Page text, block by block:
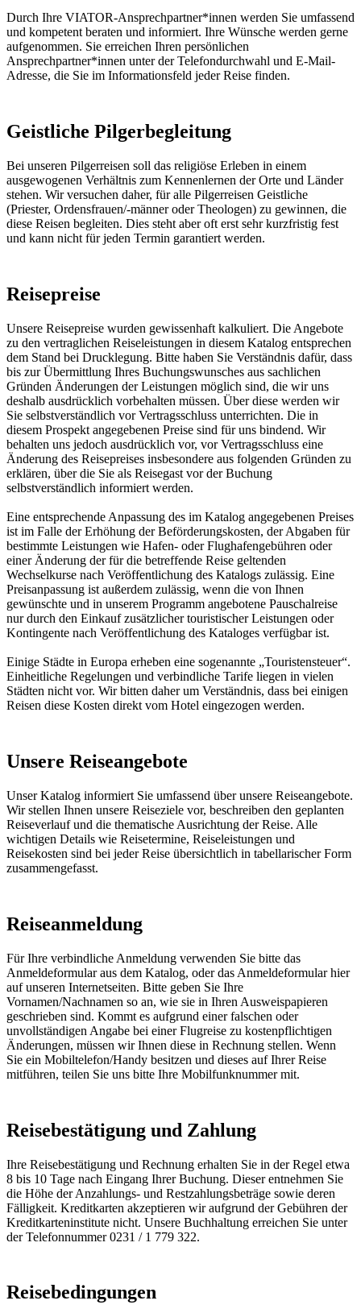
Durch Ihre VIATOR-Ansprechpartner*innen werden Sie umfassend
und kompetent beraten und informiert. Ihre Wünsche werden gerne
aufgenommen. Sie erreichen Ihren persönlichen
Ansprechpartner*innen unter der Telefondurchwahl und E-Mail-
Adresse, die Sie im Informationsfeld jeder Reise finden.
Geistliche Pilgerbegleitung
Bei unseren Pilgerreisen soll das religiöse Erleben in einem
ausgewogenen Verhältnis zum Kennenlernen der Orte und Länder
stehen. Wir versuchen daher, für alle Pilgerreisen Geistliche
(Priester, Ordensfrauen/-männer oder Theologen) zu gewinnen, die
diese Reisen begleiten. Dies steht aber oft erst sehr kurzfristig fest
und kann nicht für jeden Termin garantiert werden.
Reisepreise
Unsere Reisepreise wurden gewissenhaft kalkuliert. Die Angebote
zu den vertraglichen Reiseleistungen in diesem Katalog entsprechen
dem Stand bei Drucklegung. Bitte haben Sie Verständnis dafür, dass
bis zur Übermittlung Ihres Buchungswunsches aus sachlichen
Gründen Änderungen der Leistungen möglich sind, die wir uns
deshalb ausdrücklich vorbehalten müssen. Über diese werden wir
Sie selbstverständlich vor Vertragsschluss unterrichten. Die in
diesem Prospekt angegebenen Preise sind für uns bindend. Wir
behalten uns jedoch ausdrücklich vor, vor Vertragsschluss eine
Änderung des Reisepreises insbesondere aus folgenden Gründen zu
erklären, über die Sie als Reisegast vor der Buchung
selbstverständlich informiert werden.
Eine entsprechende Anpassung des im Katalog angegebenen Preises
ist im Falle der Erhöhung der Beförderungskosten, der Abgaben für
bestimmte Leistungen wie Hafen- oder Flughafengebühren oder
einer Änderung der für die betreffende Reise geltenden
Wechselkurse nach Veröffentlichung des Katalogs zulässig. Eine
Preisanpassung ist außerdem zulässig, wenn die von Ihnen
gewünschte und in unserem Programm angebotene Pauschalreise
nur durch den Einkauf zusätzlicher touristischer Leistungen oder
Kontingente nach Veröffentlichung des Kataloges verfügbar ist.
Einige Städte in Europa erheben eine sogenannte „Touristensteuer“.
Einheitliche Regelungen und verbindliche Tarife liegen in vielen
Städten nicht vor. Wir bitten daher um Verständnis, dass bei einigen
Reisen diese Kosten direkt vom Hotel eingezogen werden.
Unsere Reiseangebote
Unser Katalog informiert Sie umfassend über unsere Reiseangebote.
Wir stellen Ihnen unsere Reiseziele vor, beschreiben den geplanten
Reiseverlauf und die thematische Ausrichtung der Reise. Alle
wichtigen Details wie Reisetermine, Reiseleistungen und
Reisekosten sind bei jeder Reise übersichtlich in tabellarischer Form
zusammengefasst.
Reiseanmeldung
Für Ihre verbindliche Anmeldung verwenden Sie bitte das
Anmeldeformular aus dem Katalog, oder das Anmeldeformular hier
auf unseren Internetseiten. Bitte geben Sie Ihre
Vornamen/Nachnamen so an, wie sie in Ihren Ausweispapieren
geschrieben sind. Kommt es aufgrund einer falschen oder
unvollständigen Angabe bei einer Flugreise zu kostenpflichtigen
Änderungen, müssen wir Ihnen diese in Rechnung stellen. Wenn
Sie ein Mobiltelefon/Handy besitzen und dieses auf Ihrer Reise
mitführen, teilen Sie uns bitte Ihre Mobilfunknummer mit.
Reisebestätigung und Zahlung
Ihre Reisebestätigung und Rechnung erhalten Sie in der Regel etwa
8 bis 10 Tage nach Eingang Ihrer Buchung. Dieser entnehmen Sie
die Höhe der Anzahlungs- und Restzahlungsbeträge sowie deren
Fälligkeit. Kreditkarten akzeptieren wir aufgrund der Gebühren der
Kreditkarteninstitute nicht. Unsere Buchhaltung erreichen Sie unter
der Telefonnummer 0231 / 1 779 322.
Reisebedingungen